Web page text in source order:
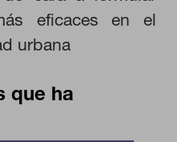
eficaces en el
urbana
que ha
de nuestro sitio y
qué páginas son las más o
estas cookies es agregada y,